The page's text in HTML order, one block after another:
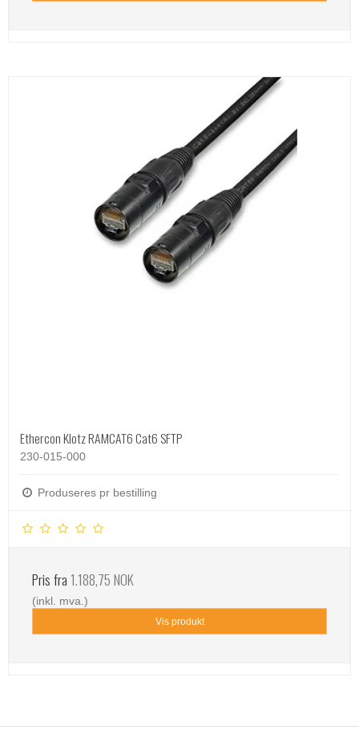
Ethercon Klotz RAMCAT6 Cat6 SFTP
230-015-000
Produseres pr bestilling
Pris fra1.188,75 NOK
(inkl. mva.)
Vis produkt